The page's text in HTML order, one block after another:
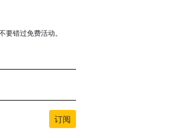
要错过免费活动。
订阅